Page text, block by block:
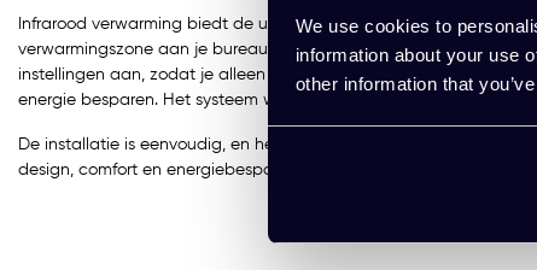
We use cookies to
information about your use
other information that
Infrarood verwarming biedt de ultieme oplossing voor het
verwarmingszone aan je bureau. De warmte wordt direct
instellingen aan, zodat je alleen verwarmt wat nodig is, wat je
energie besparen. Het systeem werkt alleen wanneer je het
De installatie is eenvoudig, en het systeem is onderhoudsvrij.
design, comfort en energiebesparing, waardoor je werkplek